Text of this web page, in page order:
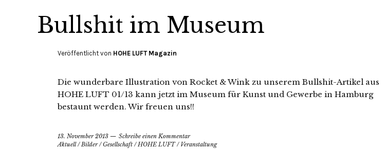
Bullshit im Museum
Veröffentlicht von HOHE LUFT Magazin
Die wunderbare Illustration von Rocket & Wink zu unserem Bullshit-Artikel aus
HOHE LUFT 01/13 kann jetzt im Museum für Kunst und Gewerbe in Hamburg
bestaunt werden. Wir freuen uns!!
13. November 2013
Schreibe einen Kommentar
Aktuell/Bilder/Gesellschaft /HOHE LUFT/ Veranstaltung